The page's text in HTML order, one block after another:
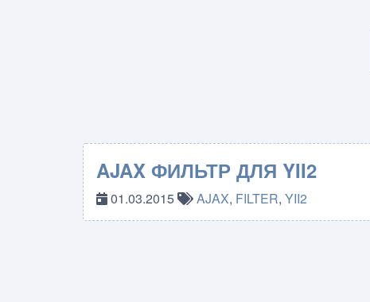
AJAX ФИЛЬТР ДЛЯ YII2
01.03.2015 AJAX, FILTER, YII2